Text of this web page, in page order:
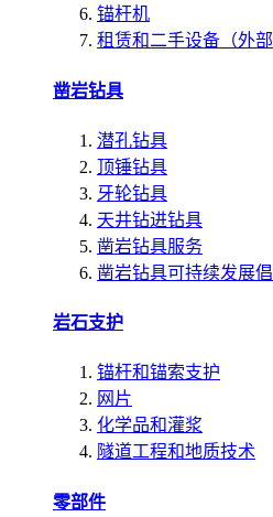
锚杆机
租赁和二手设备（外部
凿岩钻具
潜孔钻具
顶锤钻具
牙轮钻具
天井钻进钻具
凿岩钻具服务
凿岩钻具可持续发展
岩石支护
锚杆和锚索支护
网片
化学品和灌浆
隧道工程和地质技术
零部件